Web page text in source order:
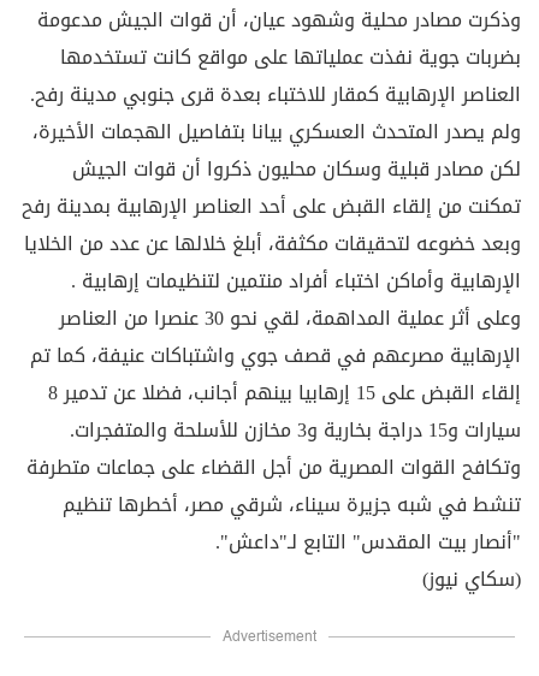
وذكرت مصادر محلية وشهود عيان، أن قوات الجيش مدعومة
بضربات جوية نفذت عملياتها على مواقع كانت تستخدمها
العناصر الإرهابية كمقار للاختباء بعدة قرى جنوبي مدينة رفح.
ولم يصدر المتحدث العسكري بيانا بتفاصيل الهجمات الأخيرة،
لكن مصادر قبلية وسكان محليون ذكروا أن قوات الجيش
تمكنت من إلقاء القبض على أحد العناصر الإرهابية بمدينة رفح
وبعد خضوعه لتحقيقات مكثفة، أبلغ خلالها عن عدد من الخلايا
الإرهابية وأماكن اختباء أفراد منتمين لتنظيمات إرهابية .
وعلى أثر عملية المداهمة، لقي نحو 30 عنصرا من العناصر
الإرهابية مصرعهم في قصف جوي واشتباكات عنيفة، كما تم
إلقاء القبض على 15 إرهابيا بينهم أجانب، فضلا عن تدمير 8
سيارات و15 دراجة بخارية و3 مخازن للأسلحة والمتفجرات.
وتكافح القوات المصرية من أجل القضاء على جماعات متطرفة
تنشط في شبه جزيرة سيناء، شرقي مصر، أخطرها تنظيم
"أنصار بيت المقدس" التابع لـ"داعش".
(سكاي نيوز)
Advertisement